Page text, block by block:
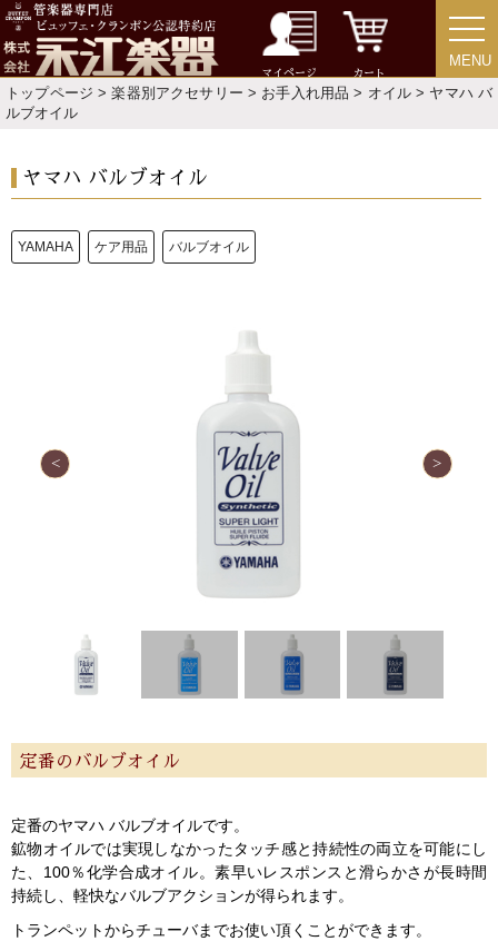
マイページ カート
MENU
MENU
トップページ >楽器別アクセサリー > お手入れ用品 > オイル > ヤマハ バ
ルブオイル
ヤマハ バルブオイル
YAMAHA ケア用品 バルブオイル
定番のバルブオイル
定番のヤマハ バルブオイルです。
鉱物オイルでは実現しなかったタッチ感と持続性の両立を可能にし
た、100％化学合成オイル。素早いレスポンスと滑らかさが長時間
持続し、軽快なバルブアクションが得られます。
トランペットからチューバまでお使い頂くことができます。
サポート・保証
会社紹介
特定商取引法 プライバシー・ポリシー